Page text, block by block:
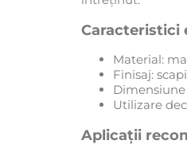
Caracteristici
Material:
Finisaj:
Dimensiune
Utilizare
Aplicații